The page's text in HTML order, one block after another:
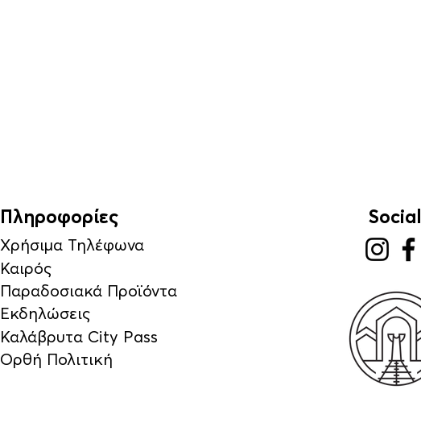
Πληροφορίες
Χρήσιμα Τηλέφωνα
Καιρός
Παραδοσιακά Προϊόντα
Εκδηλώσεις
Καλάβρυτα City Pass
Ορθή Πολιτική
Social